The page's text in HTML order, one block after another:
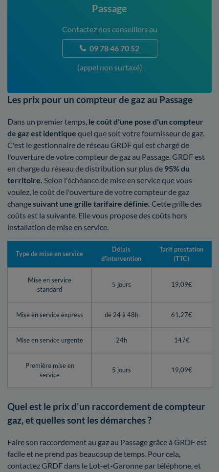
Passage
Contactez nos conseillers au
09 78 46 70 52
(appel non surtaxé)
Les prix pour un compteur de gaz au Passage
Dans un premier temps, le coût d'une pose d'un compteur
de gaz est identique quel que soit votre fournisseur de gaz.
C'est le gestionnaire de réseau GRDF qui est chargé de
l'ouverture de votre compteur de gaz au Passage. GRDF est
en charge du réseau de distribution sur plus de 95% du
territoire. Selon l'échéance de mise en service que vous
voulez, le coût de l'ouverture de votre compteur de gaz
changesuivant une grille tarifaire définie. Cette grille des
coûts est la suivante. Elle vous propose des coûts hors
installation de mise en service.
Type de mise en service
Délais
d'intervention
Tarif prestation
(TTC)
Mise en service
standard
5 jours 19,09€
Mise en service express de 24 à 48h 61,27€
Mise en service urgente 24h 147€
Première mise en
service
5 jours 19,09€
Quel est le prix d'un raccordement de compteur
gaz, et quelles sont les démarches ?
Faire son raccordement au gaz au Passage grâce à GRDF est
facile et ne prend pas beaucoup de temps. Pour cela,
contactez GRDF dans le Lot-et-Garonne par téléphone, et